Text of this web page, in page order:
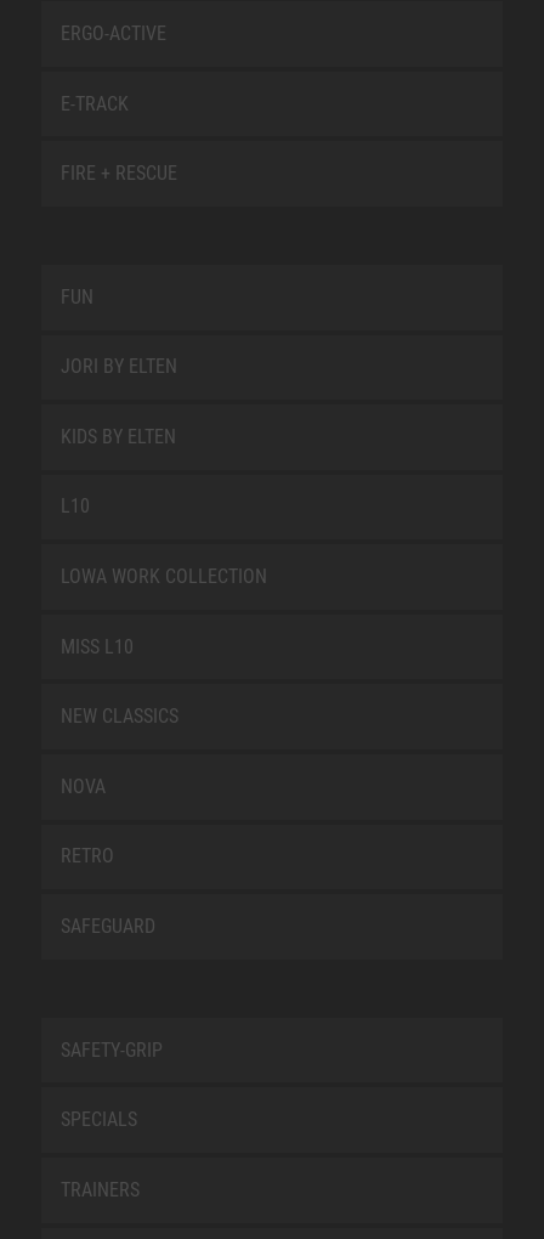
ERGO-ACTIVE
E-TRACK
FIRE + RESCUE
FUN
JORI BY ELTEN
KIDS BY ELTEN
L10
LOWA WORK COLLECTION
MISS L10
NEW CLASSICS
NOVA
RETRO
SAFEGUARD
SAFETY-GRIP
SPECIALS
TRAINERS